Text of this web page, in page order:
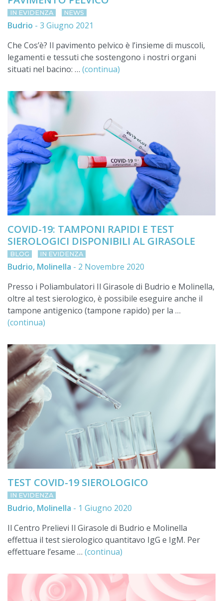
IN EVIDENZA NEWS
Budrio - 3 Giugno 2021
Che Cos’è? Il pavimento pelvico è l’insieme di muscoli,
legamenti e tessuti che sostengono i nostri organi
situati nel bacino: … (continua)
COVID-19: TAMPONI RAPIDI E TEST
SIEROLOGICI DISPONIBILI AL GIRASOLE
BLOG IN EVIDENZA
Budrio, Molinella - 2 Novembre 2020
Presso i Poliambulatori Il Girasole di Budrio e Molinella,
oltre al test sierologico, è possibile eseguire anche il
tampone antigenico (tampone rapido) per la …
(continua)
TEST COVID-19 SIEROLOGICO
IN EVIDENZA
Budrio, Molinella - 1 Giugno 2020
Il Centro Prelievi Il Girasole di Budrio e Molinella
effettua il test sierologico quantitavo IgG e IgM. Per
effettuare l’esame … (continua)